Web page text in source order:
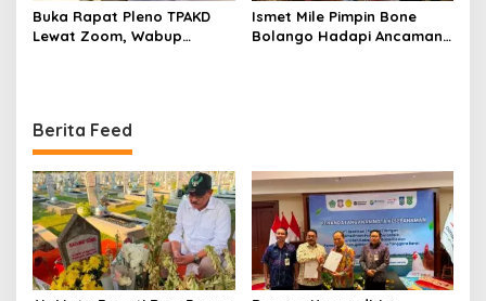
Buka Rapat Pleno TPAKD
Lewat Zoom, Wabup
Ismet Mile Pimpin Bone
Bolango Hadapi Ancaman
Berita Feed